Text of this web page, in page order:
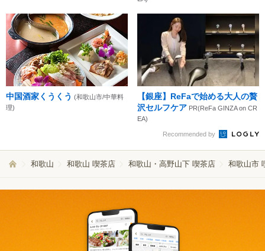
中国酒家くうくう (和歌山市/中華料
理)
【銀座】ReFaで始める大人の贅
沢セルフケア PR(ReFa GINZA on CR
EA)
Recommended by
和歌山 和歌山 喫茶店 和歌山・高野山下 喫茶店 和歌山市